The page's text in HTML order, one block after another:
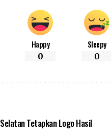
Happy
0
Sleepy
0
Tetapkan Logo Hasil